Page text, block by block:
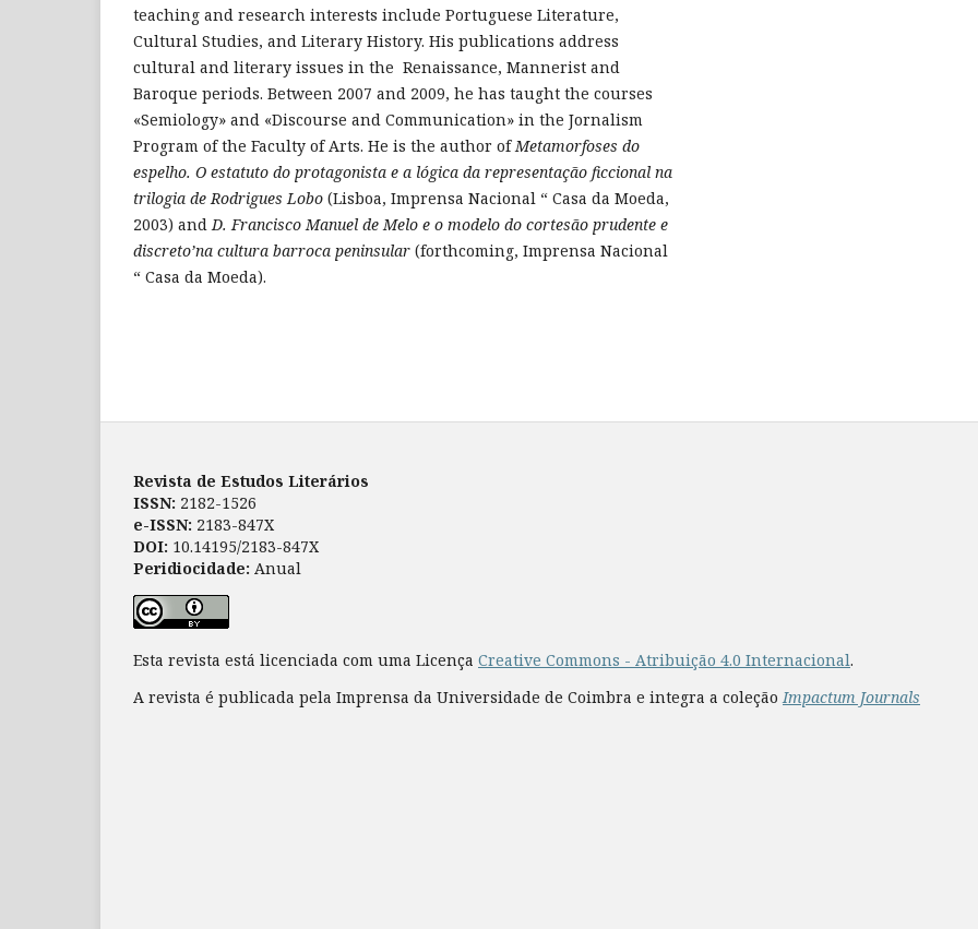
teaching and research interests include Portuguese Literature,
Cultural Studies, and Literary History. His publications address
cultural and literary issues in the Renaissance, Mannerist and
Baroque periods. Between 2007 and 2009, he has taught the courses
«Semiology» and «Discourse and Communication» in the Jornalism
Program of the Faculty of Arts. He is the author ofMetamorfoses do
espelho. O estatuto do protagonista e a lógica da representação ficcional na
trilogia de Rodrigues Lobo (Lisboa, Imprensa Nacional “ Casa da Moeda,
2003) andD. Francisco Manuel de Melo e o modelo do cortesão prudente e
discreto’na cultura barroca peninsular (forthcoming, Imprensa Nacional
“ Casa da Moeda).
Revista de Estudos Literários
ISSN: 2182-1526
e-ISSN: 2183-847X
DOI: 10.14195/2183-847X
Peridiocidade: Anual
Esta revista está licenciada com uma Licença Creative Commons - Atribuição 4.0 Internacional.
A revista é publicada pela Imprensa da Universidade de Coimbra e integra a coleçãoImpactum Journals